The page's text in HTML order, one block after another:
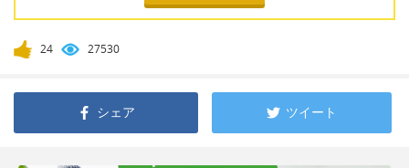
24 27530
シェア ツイート